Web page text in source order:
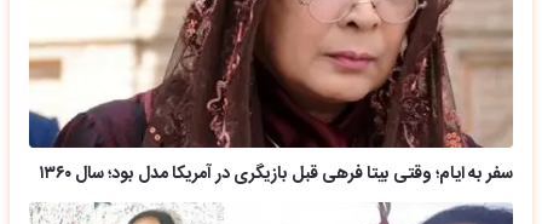
سفر به ایام؛ وقتی بیتا فرهی قبل بازیگری در آمریکا مدل بود؛ سال ۱۳۶۰